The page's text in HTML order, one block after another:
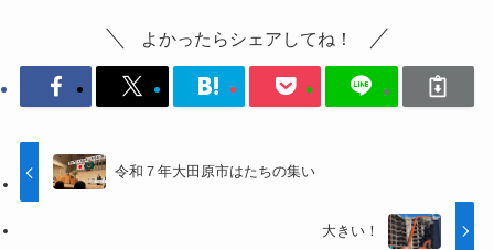
よかったらシェアしてね！
令和７年大田原市はたちの集い
大きい！